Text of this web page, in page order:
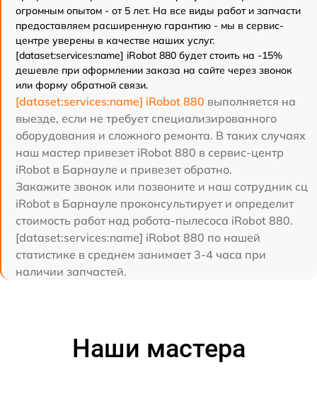
огромным опытом - от 5 лет. На все виды работ и запчасти
предоставляем расширенную гарантию - мы в сервис-
центре уверены в качестве наших услуг.
[dataset:services:name] iRobot 880 будет стоить на -15%
дешевле при оформлении заказа на сайте через звонок
или форму обратной связи.
[dataset:services:name] iRobot 880 выполняется на
выезде, если не требует специализированного
оборудования и сложного ремонта. В таких случаях
наш мастер привезет iRobot 880 в сервис-центр
iRobot в Барнауле и привезет обратно.
Закажите звонок или позвоните и наш сотрудник сц
iRobot в Барнауле проконсультирует и определит
стоимость работ над робота-пылесоса iRobot 880.
[dataset:services:name] iRobot 880 по нашей
статистике в среднем занимает 3-4 часа при
наличии запчастей.
Наши мастера